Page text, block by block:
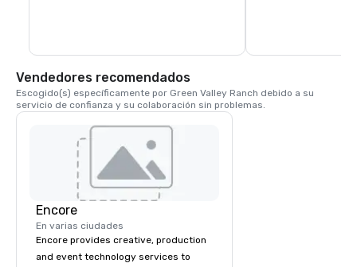
Vendedores recomendados
Escogido(s) específicamente por Green Valley Ranch debido a su
servicio de confianza y su colaboración sin problemas.
Encore
En varias ciudades
Encore provides creative, production
and event technology services to